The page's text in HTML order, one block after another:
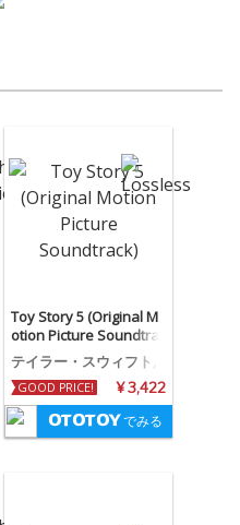
Toy Story 5 (Original M
otion Picture Soundtrac
k)
テイラー・スウィフト,
ランディ・ニューマン
¥ 3,422
GOOD PRICE!
でみる